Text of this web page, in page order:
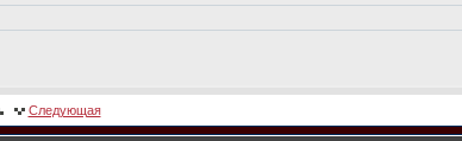
Следующая